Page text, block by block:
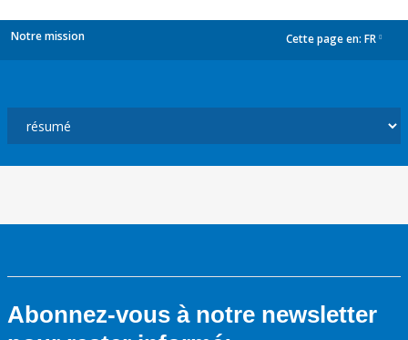
Notre mission Cette page en: FR
Abonnez-vous à notre newsletter